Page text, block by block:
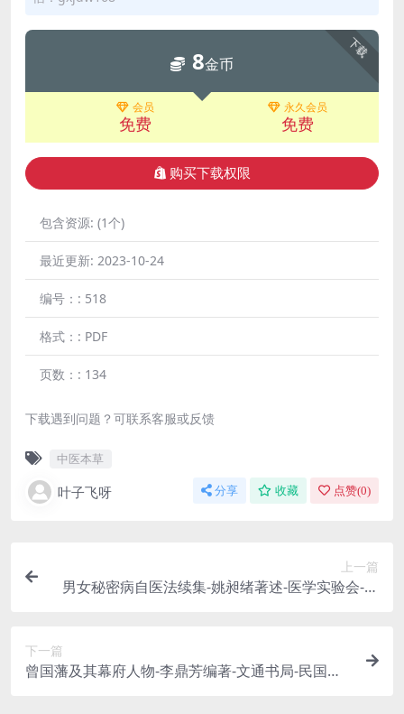
下载
8金币
会员
免费
永久会员
免费
购买下载权限
包含资源: (1个)
最近更新: 2023-10-24
编号：: 518
格式：: PDF
页数：: 134
下载遇到问题？可联系客服或反馈
中医本草
叶子飞呀 分享 收藏 点赞(0)
上一篇
男女秘密病自医法续集-姚昶绪著述-医学实验会-民
下一篇
曾国藩及其幕府人物-李鼎芳编著-文通书局-民国三